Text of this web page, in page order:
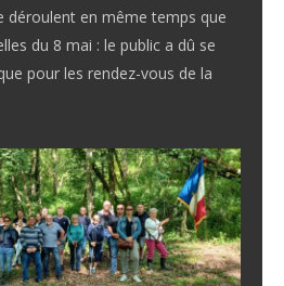
déroulent en même temps que
du 8 mai : le public a dû se
pour les rendez-vous de la